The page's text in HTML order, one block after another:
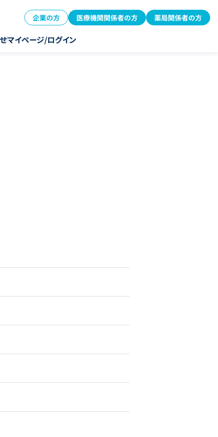
企業の方 医療機関関係者の方 薬局関係者の方
マイページ/ログイン